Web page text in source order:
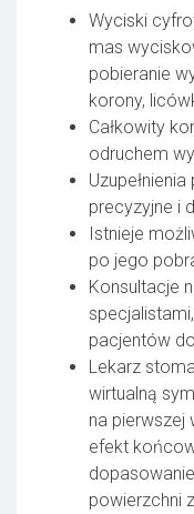
Wyciski
mas
pobieranie
korony,
Całkowity
odruchem
precyzyjne i
Istnieje
po jego
Konsultacje
pacjentów
Lekarz
wirtualną
na pierwszej
efekt
powierzchni